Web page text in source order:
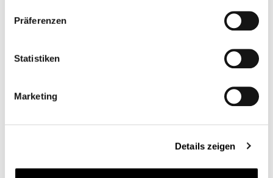
Präferenzen
Statistiken
Marketing
Details zeigen